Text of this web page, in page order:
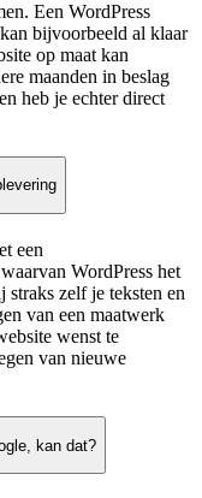
Een WordPress
bijvoorbeeld al klaar
op maat kan
maanden in beslag
heb je echter direct
een
WordPress het
zelf je teksten en
van een maatwerk
wenst te
van nieuwe
kan dat?